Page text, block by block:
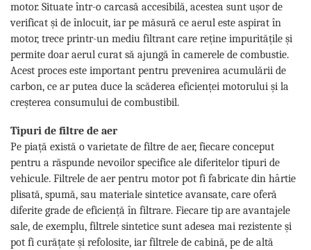
motor. Situate într-o carcasă accesibilă, acestea sunt ușor de
verificat și de înlocuit, iar pe măsură ce aerul este aspirat în
motor, trece printr-un mediu filtrant care reține impuritățile și
permite doar aerul curat să ajungă în camerele de combustie.
Acest proces este important pentru prevenirea acumulării de
carbon, ce ar putea duce la scăderea eficienței motorului și la
creșterea consumului de combustibil.
Tipuri de filtre de aer
Pe piață există o varietate de filtre de aer, fiecare conceput
pentru a răspunde nevoilor specifice ale diferitelor tipuri de
vehicule. Filtrele de aer pentru motor pot fi fabricate din hârtie
plisată, spumă, sau materiale sintetice avansate, care oferă
diferite grade de eficiență în filtrare. Fiecare tip are avantajele
sale, de exemplu, filtrele sintetice sunt adesea mai rezistente și
pot fi curățate și refolosite, iar filtrele de cabină, pe de altă